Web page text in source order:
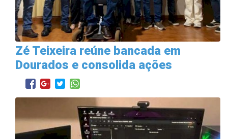
Zé Teixeira reúne bancada em
Dourados e consolida ações